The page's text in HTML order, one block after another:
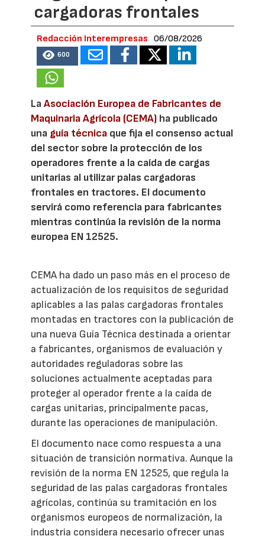
cargadoras frontales
Redacción Interempresas 06/08/2026
600
LaAsociación Europea de Fabricantes de
Maquinaria Agrícola (CEMA) ha publicado
una guía técnica que fija el consenso actual
del sector sobre la protección de los
operadores frente a la caída de cargas
unitarias al utilizar palas cargadoras
frontales en tractores. El documento
servirá como referencia para fabricantes
mientras continúa la revisión de la norma
europea EN 12525.
CEMA ha dado un paso más en el proceso de
actualización de los requisitos de seguridad
aplicables a las palas cargadoras frontales
montadas en tractores con la publicación de
una nueva Guía Técnica destinada a orientar
a fabricantes, organismos de evaluación y
autoridades reguladoras sobre las
soluciones actualmente aceptadas para
proteger al operador frente a la caída de
cargas unitarias, principalmente pacas,
durante las operaciones de manipulación.
El documento nace como respuesta a una
situación de transición normativa. Aunque la
revisión de la norma EN 12525, que regula la
seguridad de las palas cargadoras frontales
agrícolas, continúa su tramitación en los
organismos europeos de normalización, la
industria considera necesario ofrecer unas